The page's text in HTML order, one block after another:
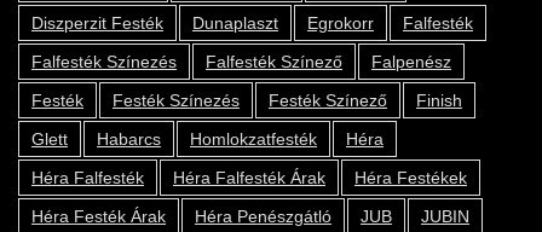
Diszperzit Festék
Dunaplaszt Egrokorr
Falfesték
Falfesték Színezés
Falfesték Színező
Falpenész
Festék
Festék Színezés Festék Színező
Finish
Glett
Habarcs Homlokzatfesték
Héra
Héra Falfesték
Héra Falfesték Árak
Héra Festékek
Héra Festék Árak
Héra Penészgátló JUB
JUBIN